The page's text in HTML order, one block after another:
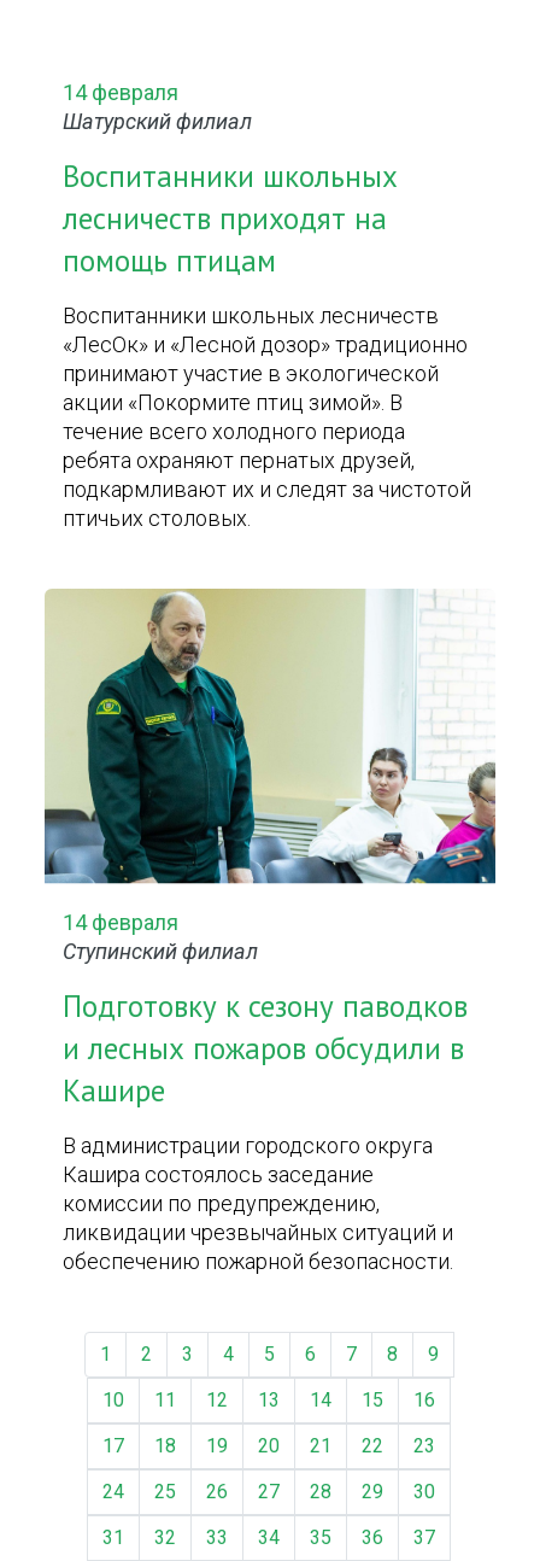
14 февраля
Шатурский филиал
Воспитанники школьных
лесничеств приходят на
помощь птицам
Воспитанники школьных лесничеств
«ЛесОк» и «Лесной дозор» традиционно
принимают участие в экологической
акции «Покормите птиц зимой». В
течение всего холодного периода
ребята охраняют пернатых друзей,
подкармливают их и следят за чистотой
птичьих столовых.
14 февраля
Ступинский филиал
Подготовку к сезону паводков
и лесных пожаров обсудили в
Кашире
В администрации городского округа
Кашира состоялось заседание
комиссии по предупреждению,
ликвидации чрезвычайных ситуаций и
обеспечению пожарной безопасности.
1 2 3 4 5 6 7 8
9
10
11 12 13 14 15
16
17
18 19 20 21 22
23
24
25 26 27 28 29
30
31
32 33 34 35 36
37